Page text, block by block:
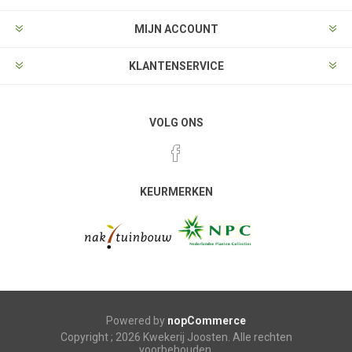
MIJN ACCOUNT
KLANTENSERVICE
VOLG ONS
KEURMERKEN
Powered by nopCommerce
Copyright ; 2026 Kwekerij Joosten. Alle rechten